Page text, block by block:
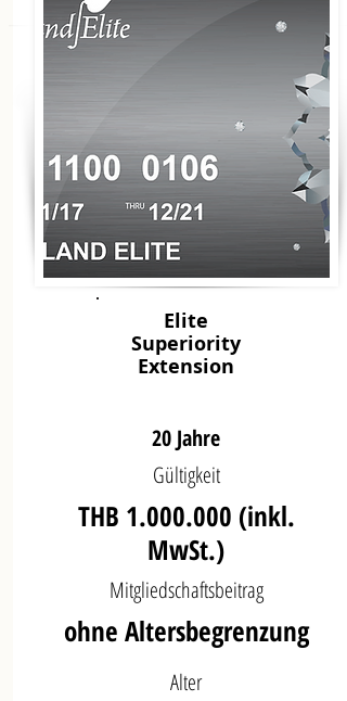
Elite
Superiority
Extension
20 Jahre
Gültigkeit
THB 1.000.000 (inkl.
MwSt.)
Mitgliedschaftsbeitrag
ohne Altersbegrenzung
Alter